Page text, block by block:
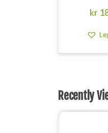
kr
Recently